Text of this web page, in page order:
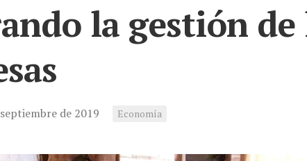
la gestión de
de 2019 Economía